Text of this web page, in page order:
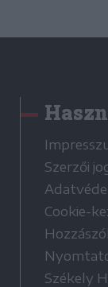
Szerzői
Cookie-
Székely